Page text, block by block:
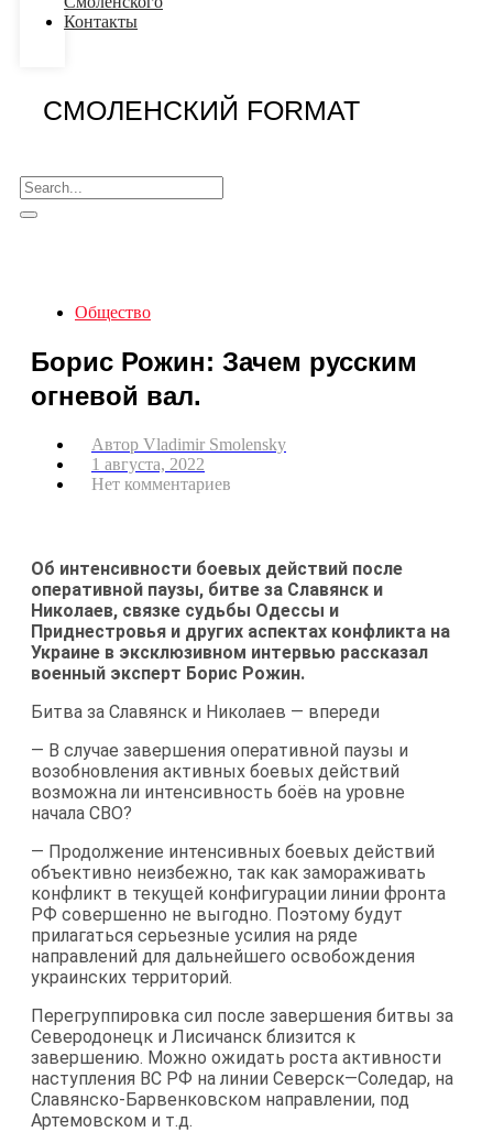
Контакты
СМОЛЕНСКИЙ FORMAT
Общество
Борис Рожин: Зачем русским
огневой вал.
Автор Vladimir Smolensky
1 августа, 2022
Нет комментариев
Об интенсивности боевых действий после
оперативной паузы, битве за Славянск и
Николаев, связке судьбы Одессы и
Приднестровья и других аспектах конфликта на
Украине в эксклюзивном интервью рассказал
военный эксперт Борис Рожин.
Битва за Славянск и Николаев — впереди
— В случае завершения оперативной паузы и
возобновления активных боевых действий
возможна ли интенсивность боёв на уровне
начала СВО?
— Продолжение интенсивных боевых действий
объективно неизбежно, так как замораживать
конфликт в текущей конфигурации линии фронта
РФ совершенно не выгодно. Поэтому будут
прилагаться серьезные усилия на ряде
направлений для дальнейшего освобождения
украинских территорий.
Перегруппировка сил после завершения битвы за
Северодонецк и Лисичанск близится к
завершению. Можно ожидать роста активности
наступления ВС РФ на линии Северск—Соледар, на
Славянско-Барвенковском направлении, под
Артемовском и т.д.